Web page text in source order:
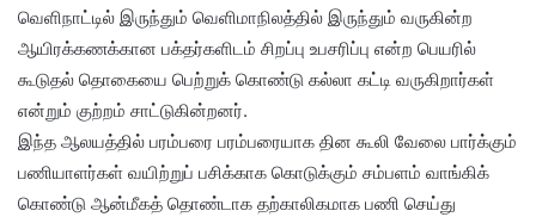
வெளிநாட்டில் இருந்தும் வெளிமாநிலத்தில் இருந்தும் வருகின்ற
ஆயிரக்கணக்கான பக்தர்களிடம் சிறப்பு உபசரிப்பு என்ற பெயரில்
கூடுதல் தொகையை பெற்றுக் கொண்டு கல்லா கட்டி வருகிறார்கள்
என்றும் குற்றம் சாட்டுகின்றனர்.
இந்த ஆலயத்தில் பரம்பரை பரம்பரையாக தின கூலி வேலை பார்க்கும்
பணியாளர்கள் வயிற்றுப் பசிக்காக கொடுக்கும் சம்பளம் வாங்கிக்
கொண்டு ஆன்மீகத் தொண்டாக தற்காலிகமாக பணி செய்து